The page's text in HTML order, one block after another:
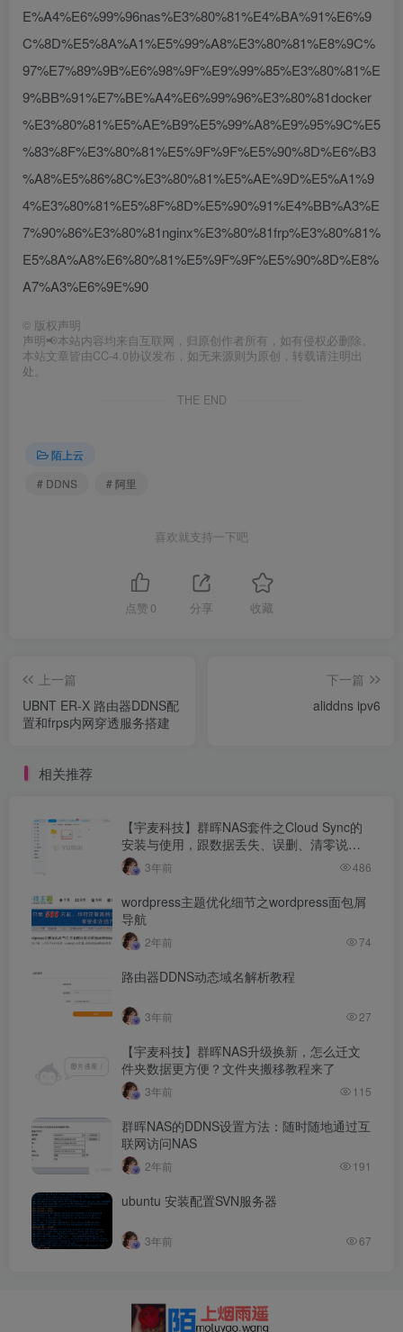
E%A4%E6%99%96nas%E3%80%81%E4%BA%91%E6%9
C%8D%E5%8A%A1%E5%99%A8%E3%80%81%E8%9C%
97%E7%89%9B%E6%98%9F%E9%99%85%E3%80%81%E
9%BB%91%E7%BE%A4%E6%99%96%E3%80%81docker
%E3%80%81%E5%AE%B9%E5%99%A8%E9%95%9C%E5
%83%8F%E3%80%81%E5%9F%9F%E5%90%8D%E6%B3
%A8%E5%86%8C%E3%80%81%E5%AE%9D%E5%A1%9
4%E3%80%81%E5%8F%8D%E5%90%91%E4%BB%A3%E
7%90%86%E3%80%81nginx%E3%80%81frp%E3%80%81%
E5%8A%A8%E6%80%81%E5%9F%9F%E5%90%8D%E8%
A7%A3%E6%9E%90
© 版权声明
声明📢本站内容均来自互联网，归原创作者所有，如有侵权必删除。
本站文章皆由CC-4.0协议发布，如无来源则为原创，转载请注明出
处。
THE END
陌上云
# DDNS
# 阿里
喜欢就支持一下吧
点赞 0 分享 收藏
上一篇
UBNT ER-X 路由器DDNS配
置和frps内网穿透服务搭建
下一篇
aliddns ipv6
相关推荐
【宇麦科技】群晖NAS套件之Cloud Sync的
安装与使用，跟数据丢失、误删、清零说拜
拜
3年前 486
wordpress主题优化细节之wordpress面包屑
导航
2年前 74
路由器DDNS动态域名解析教程
3年前 27
【宇麦科技】群晖NAS升级换新，怎么迁文
件夹数据更方便？文件夹搬移教程来了
3年前 115
群晖NAS的DDNS设置方法：随时随地通过互
联网访问NAS
2年前 191
ubuntu 安装配置SVN服务器
3年前 67